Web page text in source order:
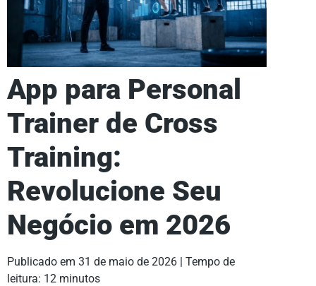
App para Personal
Trainer de Cross
Training:
Revolucione Seu
Negócio em 2026
Publicado em 31 de maio de 2026 | Tempo de
leitura: 12 minutos